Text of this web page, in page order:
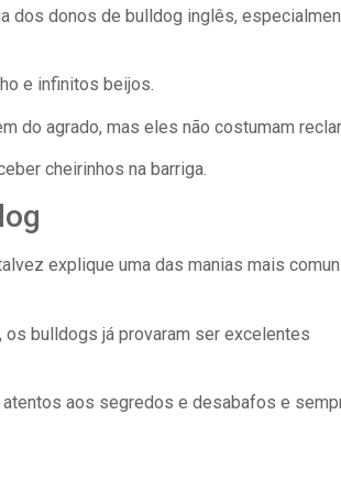
dos donos de bulldog inglês,
e infinitos beijos.
do agrado, mas eles não costumam
cheirinhos na barriga.
explique uma das manias mais
bulldogs já provaram ser excelentes
atentos aos segredos e desabafos e